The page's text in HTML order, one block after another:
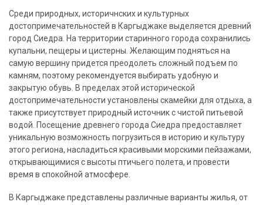
Среди природных, историчнских и культурных
достопримечательностей в Каргыджаке выделяется древний
город Сиедра. На территории старинного города сохранились
купальни, пещеры и цистерны. Желающим подняться на
самую вершину придется преодолеть сложный подъем по
камням, поэтому рекомендуется выбирать удобную и
закрытую обувь. В пределах этой исторической
достопримечательности установлены скамейки для отдыха, а
также присутствует природный источник с чистой питьевой
водой. Посещение древнего города Сиедра предоставляет
уникальную возможность погрузиться в историю и культуру
этого региона, насладиться красивыми морскими пейзажами,
открывающимися с высоты птичьего полета, и провести
время в спокойной атмосфере.
В Каргыджаке представлены различные варианты жилья, от